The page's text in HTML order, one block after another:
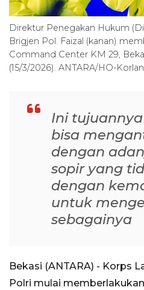
Direktur Penegakan Hukum
Brigjen Pol. Faizal (kanan)
Command Center KM 29,
(15/3/2026). ANTARA/HO-
Ini
bisa
dengan
sopir yang
dengan
untuk
sebagainya
Bekasi (ANTARA) - Korps
Polri mulai memberlakukan